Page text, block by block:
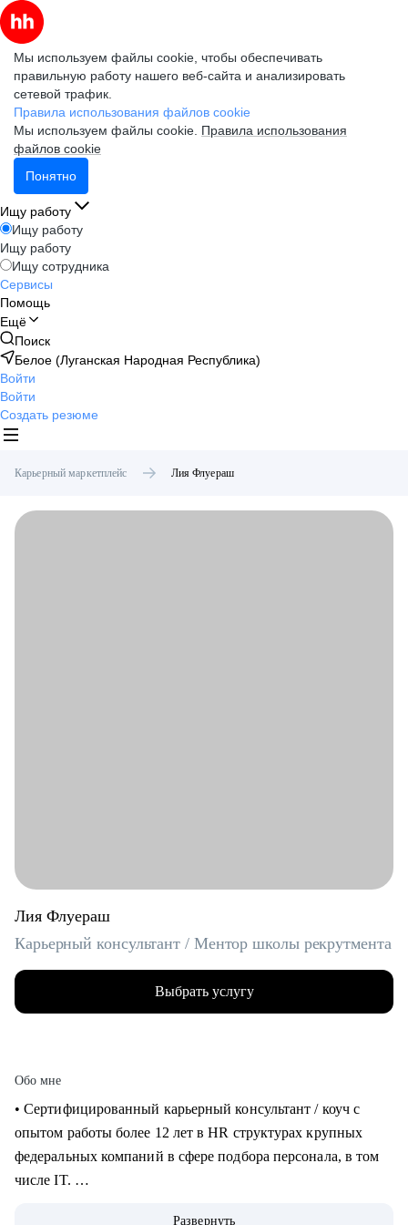
Мы используем файлы cookie, чтобы обеспечивать
правильную работу нашего веб-сайта и анализировать
сетевой трафик.
Правила использования файлов cookie
Мы используем файлы cookie. Правила использования
файлов cookie
Понятно
Ищу работу
Ищу работу
Ищу работу
Ищу сотрудника
Сервисы
Помощь
Ещё
Поиск
Белое (Луганская Народная Республика)
Войти
Войти
Создать резюме
Карьерный маркетплейс Лия Флуераш
Лия Флуераш
Карьерный консультант / Ментор школы рекрутмента
Выбрать услугу
Обо мне
• Сертифицированный карьерный консультант / коуч с
опытом работы более 12 лет в HR структурах крупных
федеральных компаний в сфере подбора персонала, в том
числе IT.
Развернуть